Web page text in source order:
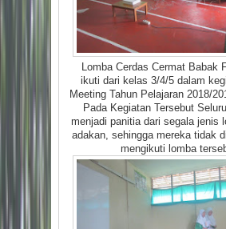
Lomba Cerdas Cermat Babak
ikuti dari kelas 3/4/5 dalam
Meeting Tahun Pelajaran 2018/
Pada Kegiatan Tersebut
menjadi panitia dari segala jenis
adakan, sehingga mereka tidak
mengikuti lomba